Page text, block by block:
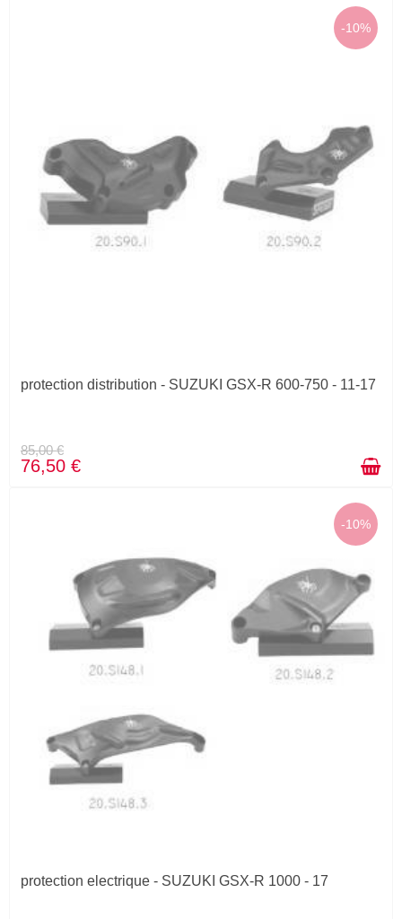
-10%
protection distribution - SUZUKI GSX-R 600-750 - 11-17
85,00 €
76,50 €
-10%
protection electrique - SUZUKI GSX-R 1000 - 17